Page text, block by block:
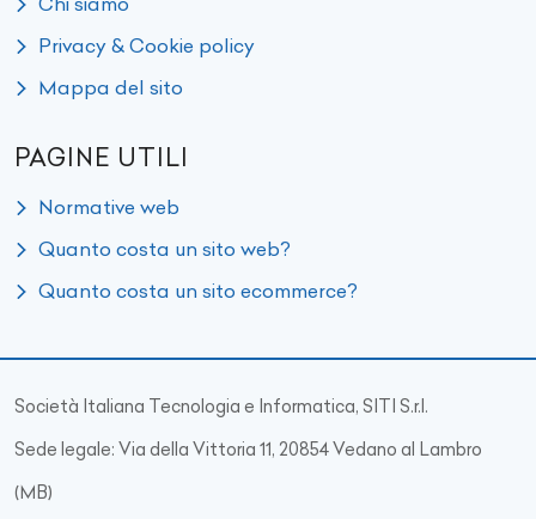
Privacy & Cookie policy
Mappa del sito
PAGINE UTILI
Normative web
Quanto costa un sito web?
Quanto costa un sito ecommerce?
Società Italiana Tecnologia e Informatica, SITI S.r.l.
Sede legale: Via della Vittoria 11, 20854 Vedano al Lambro
(MB)